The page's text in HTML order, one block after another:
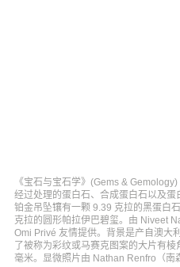
《宝石与宝石学》(Gems &
经过处理的蛋白石、合成蛋白石以及
铂金吊坠镶有一颗 9.39 克拉的黑蛋白
克拉的圆形帕拉伊巴碧玺。由 Niveet
Omi Privé 友情提供。背景是产自澳大
了被称为彩纹或马赛克图案的大片有
毫米。显微照片由 Nathan Renfro（南